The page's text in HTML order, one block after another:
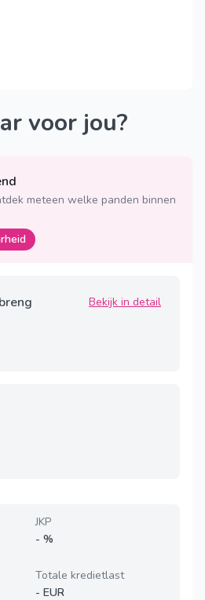
voor jou?
meteen welke panden binnen
Bekijk in detail
JKP
- %
Totale kredietlast
- EUR